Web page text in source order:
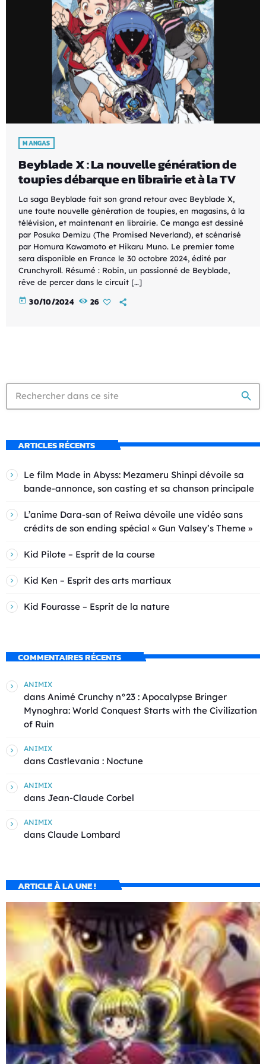
MANGAS
Beyblade X : La nouvelle génération de
toupies débarque en librairie et à la TV
La saga Beyblade fait son grand retour avec Beyblade X,
une toute nouvelle génération de toupies, en magasins, à la
télévision, et maintenant en librairie. Ce manga est dessiné
par Posuka Demizu (The Promised Neverland), et scénarisé
par Homura Kawamoto et Hikaru Muno. Le premier tome
sera disponible en France le 30 octobre 2024, édité par
Crunchyroll. Résumé : Robin, un passionné de Beyblade,
rêve de percer dans le circuit […]
today 30/10/2024 26
search
ARTICLES RÉCENTS
Le film Made in Abyss: Mezameru Shinpi dévoile sa
bande-annonce, son casting et sa chanson principale
L’anime Dara-san of Reiwa dévoile une vidéo sans
crédits de son ending spécial « Gun Valsey’s Theme »
Kid Pilote – Esprit de la course
Kid Ken – Esprit des arts martiaux
Kid Fourasse – Esprit de la nature
COMMENTAIRES RÉCENTS
ANIMIX
dans Animé Crunchy n°23 : Apocalypse Bringer
Mynoghra: World Conquest Starts with the Civilization
of Ruin
ANIMIX
dans Castlevania : Noctune
ANIMIX
dans Jean-Claude Corbel
ANIMIX
dans Claude Lombard
ARTICLE À LA UNE !